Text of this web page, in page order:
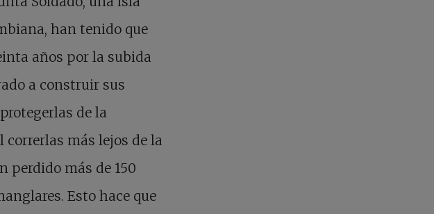
han tenido que
años por la subida
a construir sus
de la
correrlas más lejos de la
perdido más de 150
Esto hace que